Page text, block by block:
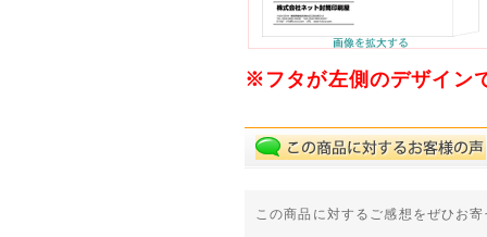
※フタが左側のデザイン
この商品に対するご感想をぜひお